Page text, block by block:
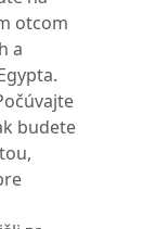
otcom
a
budete